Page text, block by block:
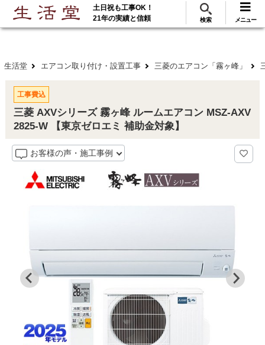
ご利用 288万･工事実績117万件! 無料見積
土日祝も工事OK！
21年の実績と信頼
検索 メニュー
生活堂 エアコン取り付け・設置工事 三菱のエアコン「霧ヶ峰」
工事費込
三菱 AXVシリーズ 霧ヶ峰 ルームエアコン MSZ-AXV
2825-W 【東京ゼロエミ 補助金対象】
お客様の声・施工事例